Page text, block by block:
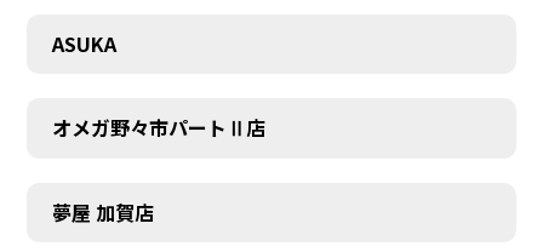
ASUKA
オメガ野々市パートⅡ店
夢屋 加賀店